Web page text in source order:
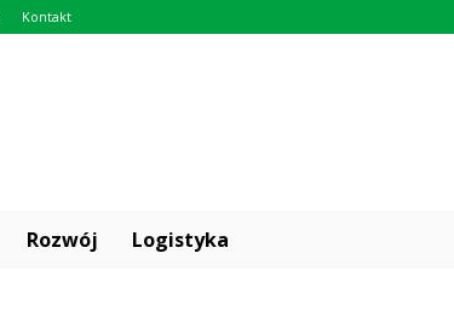
Kontakt
Rozwój Logistyka